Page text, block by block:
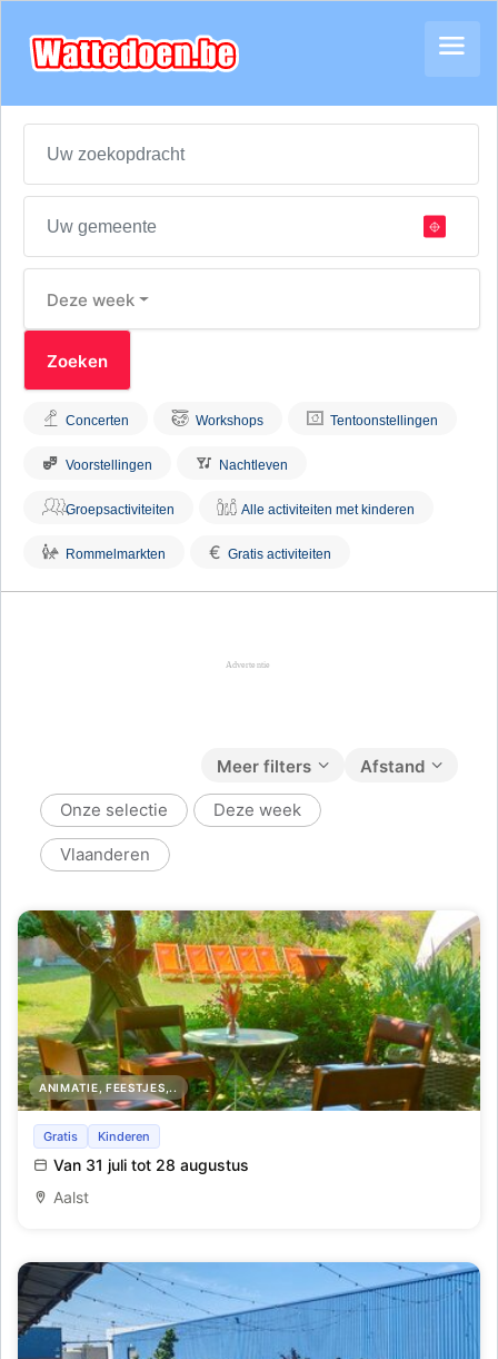
Deze week
Concerten Workshops Tentoonstellingen
Voorstellingen Nachtleven
Groepsactiviteiten Alle activiteiten met kinderen
Rommelmarkten € Gratis activiteiten
Afstand
Meer filters
Onze selectie Deze week
Vlaanderen
ANIMATIE, FEESTJES,..
Zomer In De Pastorie
Gratis Kinderen
Van 31 juli tot 28 augustus
Aalst